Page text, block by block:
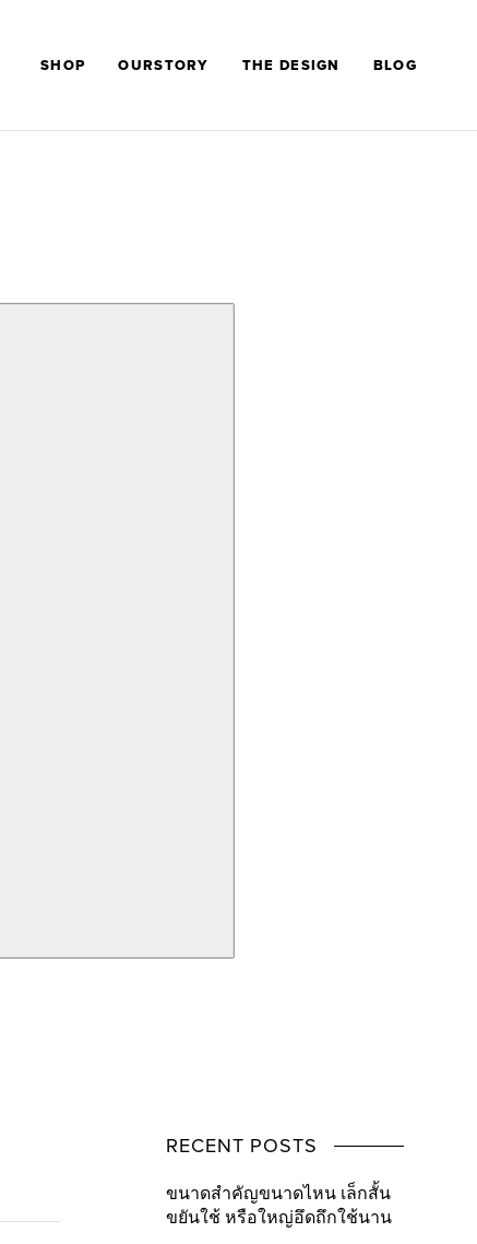
SHOP OURSTORY THE DESIGN BLOG
RECENT POSTS
ขนาดสำคัญขนาดไหน เล็กสั้น
ขยันใช้ หรือใหญ่อึดถึกใช้นาน